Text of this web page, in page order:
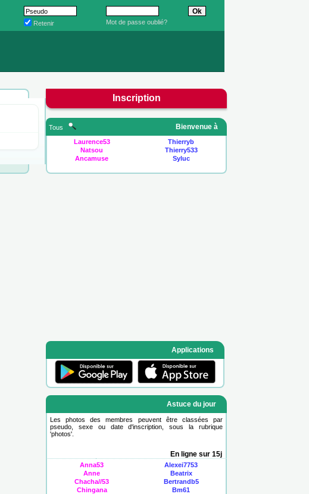
Retenir Mot de passe oublié?
Inscription
Tous Bienvenue à
Laurence53
Thierryb
Natsou
Thierry533
Ancamuse
Syluc
Applications
Astuce du jour
Les photos des membres peuvent être classées par
pseudo, sexe ou date d'inscription, sous la rubrique
'photos'.
En ligne sur 15j
Anna53
Alexei7753
Anne
Beatrix
Chacha//53
Bertrandb5
Chingana
Bm61